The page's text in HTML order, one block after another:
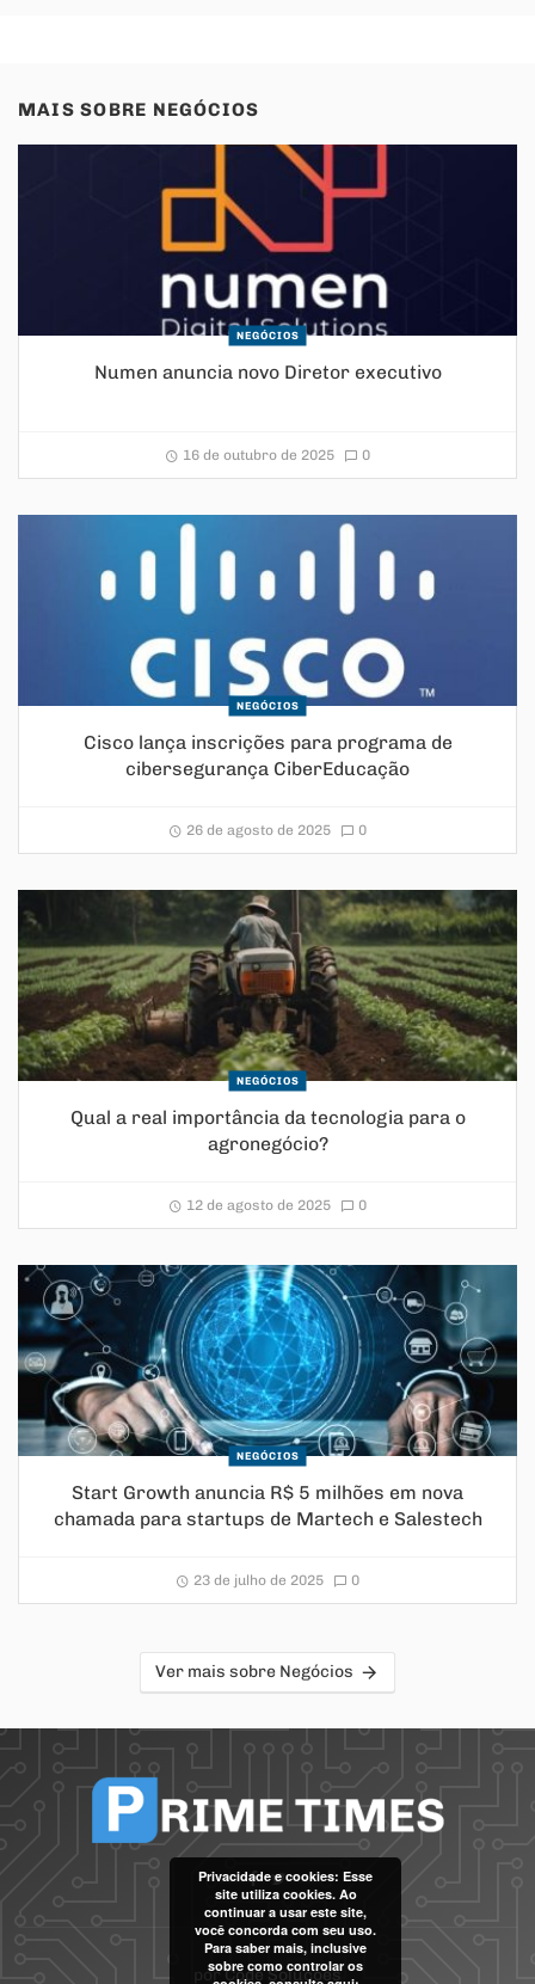
MAIS SOBRE NEGÓCIOS
NEGÓCIOS
Numen anuncia novo Diretor executivo
16 de outubro de 2025 0
NEGÓCIOS
Cisco lança inscrições para programa de
cibersegurança CiberEducação
26 de agosto de 2025 0
NEGÓCIOS
Qual a real importância da tecnologia para o
agronegócio?
12 de agosto de 2025 0
NEGÓCIOS
Start Growth anuncia R$ 5 milhões em nova
chamada para startups de Martech e Salestech
23 de julho de 2025 0
Ver mais sobre Negócios
porCode Soluções
Privacidade e cookies: Esse
site utiliza cookies. Ao
continuar a usar este site,
você concorda com seu uso.
Para saber mais, inclusive
sobre como controlar os